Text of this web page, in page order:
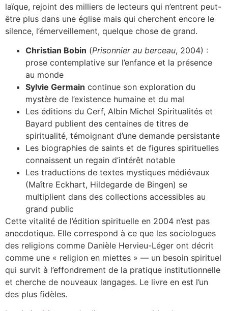
laïque, rejoint des milliers de lecteurs qui n’entrent peut-
être plus dans une église mais qui cherchent encore le
silence, l’émerveillement, quelque chose de grand.
Christian Bobin (Prisonnier au berceau, 2004) :
prose contemplative sur l’enfance et la présence
au monde
Sylvie Germain continue son exploration du
mystère de l’existence humaine et du mal
Les éditions du Cerf, Albin Michel Spiritualités et
Bayard publient des centaines de titres de
spiritualité, témoignant d’une demande persistante
Les biographies de saints et de figures spirituelles
connaissent un regain d’intérêt notable
Les traductions de textes mystiques médiévaux
(Maître Eckhart, Hildegarde de Bingen) se
multiplient dans des collections accessibles au
grand public
Cette vitalité de l’édition spirituelle en 2004 n’est pas
anecdotique. Elle correspond à ce que les sociologues
des religions comme Danièle Hervieu-Léger ont décrit
comme une « religion en miettes » — un besoin spirituel
qui survit à l’effondrement de la pratique institutionnelle
et cherche de nouveaux langages. Le livre en est l’un
des plus fidèles.